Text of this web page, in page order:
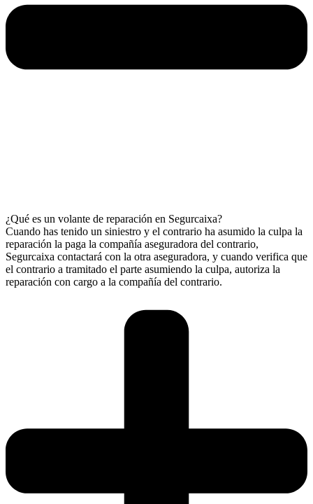
¿Qué es un volante de reparación en Segurcaixa?
Cuando has tenido un siniestro y el contrario ha asumido la culpa la
reparación la paga la compañía aseguradora del contrario,
Segurcaixa contactará con la otra aseguradora, y cuando verifica que
el contrario a tramitado el parte asumiendo la culpa, autoriza la
reparación con cargo a la compañía del contrario.